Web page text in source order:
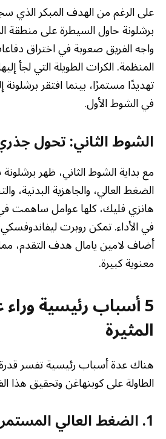
على الرغم من الهدف المبكر الذي
برشلونة حاول السيطرة على منطقة
واجه الفريق صعوبة في اختراق
المنظمة. الكرات الطويلة التي لجأ
تهديدًا مستمرًا، بينما افتقر برشلونة
في الشوط الأول.
الشوط الثاني: تحول
مع بداية الشوط الثاني، ظهر
الضغط العالي، والجاهزية البدنية،
هانزي فليك، كلها عوامل ساهمت
في الأداء. تمكن روبرت
أضاف لامين يامال هدف التقدم،
معنوية كبيرة.
5 أسباب رئيسية
المثيرة
هناك عدة أسباب رئيسية تفسر
الطاولة على كوبنهاغن وتحقيق هذا
1. الضغط العالي المستمر